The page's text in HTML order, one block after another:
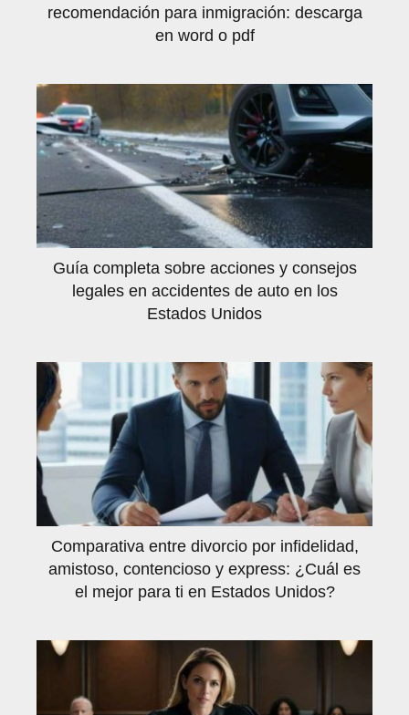
recomendación para inmigración: descarga
en word o pdf
Guía completa sobre acciones y consejos
legales en accidentes de auto en los
Estados Unidos
Comparativa entre divorcio por infidelidad,
amistoso, contencioso y express: ¿Cuál es
el mejor para ti en Estados Unidos?